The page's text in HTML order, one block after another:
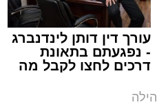
עורך דין דותן לינדנברג
- נפגעתם בתאונת
דרכים לחצו לקבל מה